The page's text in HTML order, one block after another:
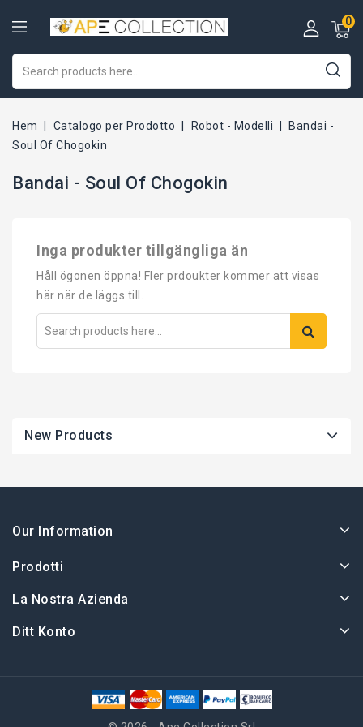
0
Hem Catalogo per Prodotto Robot - Modelli
Bandai -
Soul Of Chogokin
Bandai - Soul Of Chogokin
Inga produkter tillgängliga än
Håll ögonen öppna! Fler prdoukter kommer att visas
här när de läggs till.
New Products
Our Information
Prodotti
La Nostra Azienda
Ditt Konto